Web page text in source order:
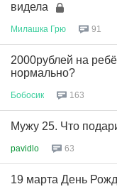
видела
Милашка Грю 91
2000рублей на
нормально?
Бобосик 163
Мужу 25. Что
pavidlo 63
19 марта День